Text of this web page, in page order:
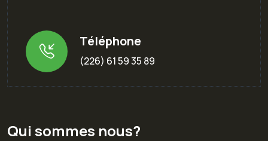
Téléphone
(226) 61 59 35 89
Qui sommes nous?